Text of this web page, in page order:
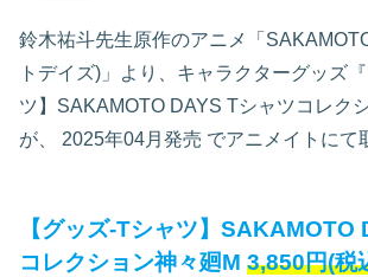
鈴木祐斗先生原作のアニメ「
トデイズ)」より、キャラクターグッズ
ツ】SAKAMOTO DAYS Tシャツコレク
が、
2025年04月発売 でアニメイトにて
【グッズ-Tシャツ】SAKAMOTO
コレクション神々廻M 3,850円(税